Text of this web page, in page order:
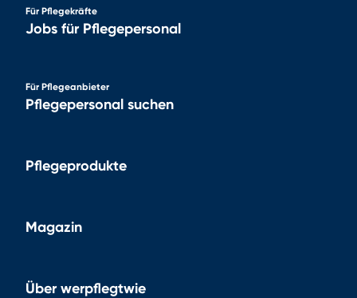
Für Pflegekräfte
Jobs für Pflegepersonal
Für Pflegeanbieter
Pflegepersonal suchen
Pflegeprodukte
Magazin
Über werpflegtwie